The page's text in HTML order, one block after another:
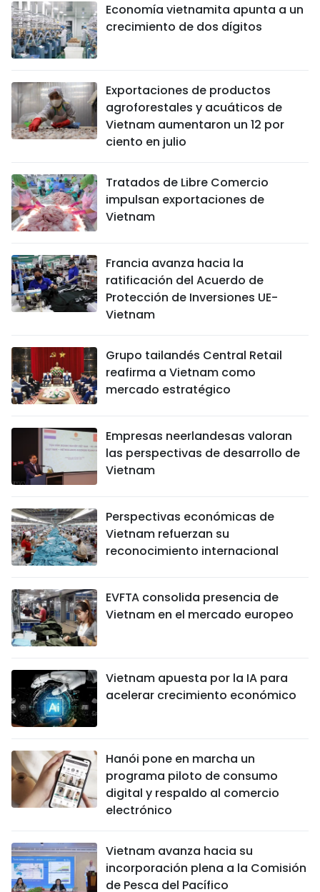
Economía vietnamita apunta a un
crecimiento de dos dígitos
Exportaciones de productos
agroforestales y acuáticos de
Vietnam aumentaron un 12 por
ciento en julio
Tratados de Libre Comercio
impulsan exportaciones de
Vietnam
Francia avanza hacia la
ratificación del Acuerdo de
Protección de Inversiones UE-
Vietnam
Grupo tailandés Central Retail
reafirma a Vietnam como
mercado estratégico
Empresas neerlandesas valoran
las perspectivas de desarrollo de
Vietnam
Perspectivas económicas de
Vietnam refuerzan su
reconocimiento internacional
EVFTA consolida presencia de
Vietnam en el mercado europeo
Vietnam apuesta por la IA para
acelerar crecimiento económico
Hanói pone en marcha un
programa piloto de consumo
digital y respaldo al comercio
electrónico
Vietnam avanza hacia su
incorporación plena a la Comisión
de Pesca del Pacífico